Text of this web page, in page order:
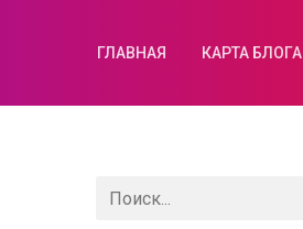
ГЛАВНАЯ КАРТА БЛОГА